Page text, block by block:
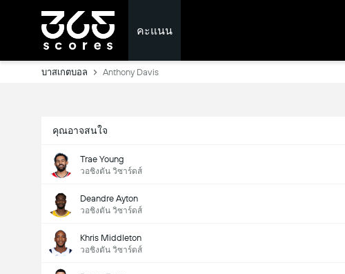
คะแนน
บาสเกตบอล Anthony Davis
คุณอาจสนใจ
Trae Young
วอชิงตัน วิซาร์ดส์
Deandre Ayton
วอชิงตัน วิซาร์ดส์
Khris Middleton
วอชิงตัน วิซาร์ดส์